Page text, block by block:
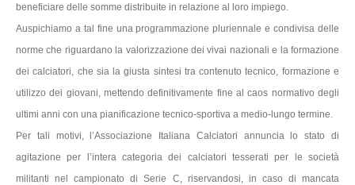
beneficiare delle somme distribuite in relazione al loro impiego.
Auspichiamo a tal fine una programmazione pluriennale e condivisa delle
norme che riguardano la valorizzazione dei vivai nazionali e la formazione
dei calciatori, che sia la giusta sintesi tra contenuto tecnico, formazione e
utilizzo dei giovani, mettendo definitivamente fine al caos normativo degli
ultimi anni con una pianificazione tecnico-sportiva a medio-lungo termine.
Per tali motivi, l’Associazione Italiana Calciatori annuncia lo stato di
agitazione per l’intera categoria dei calciatori tesserati per le società
militanti nel campionato di Serie C, riservandosi, in caso di mancata